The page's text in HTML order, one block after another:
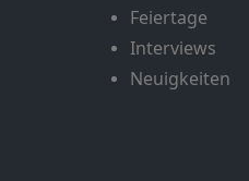
Feiertage
Interviews
Neuigkeiten